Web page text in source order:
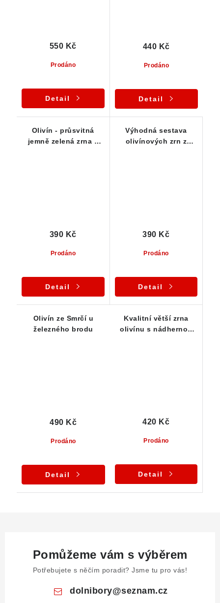
Prodáno
550 Kč
Detail
Prodáno
440 Kč
Detail
Olivín - průsvitná
jemně zelená zrna v
Prodáno
390 Kč
Detail
Výhodná sestava
olivínových zrn z
Prodáno
390 Kč
Detail
Olivín ze Smrčí u
železného brodu
Prodáno
490 Kč
Detail
Kvalitní větší zrna
olivínu s nádhernou
Prodáno
420 Kč
Detail
Pomůžeme vám s výběrem
Potřebujete s něčím poradit? Jsme tu pro vás!
dolnibory@seznam.cz